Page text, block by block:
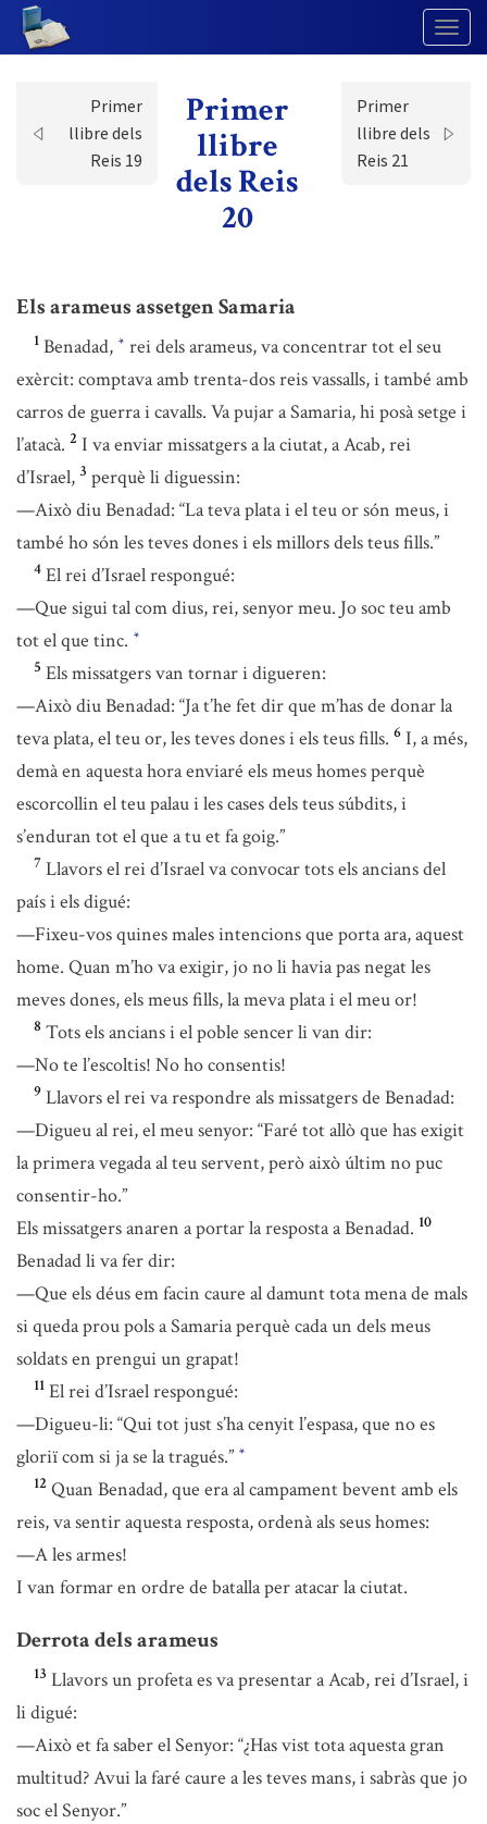
Primer
llibre dels
Reis 19
Primer
llibre
dels Reis
20
Primer
llibre dels
Reis 21
Els arameus assetgen Samaria
1 Benadad, * rei dels arameus, va concentrar tot el seu
exèrcit: comptava amb trenta-dos reis vassalls, i també amb
carros de guerra i cavalls. Va pujar a Samaria, hi posà setge i
l’atacà. 2 I va enviar missatgers a la ciutat, a Acab, rei
d’Israel, 3 perquè li diguessin:
—Això diu Benadad: “La teva plata i el teu or són meus, i
també ho són les teves dones i els millors dels teus fills.”
4 El rei d’Israel respongué:
—Que sigui tal com dius, rei, senyor meu. Jo soc teu amb
tot el que tinc. *
5 Els missatgers van tornar i digueren:
—Això diu Benadad: “Ja t’he fet dir que m’has de donar la
teva plata, el teu or, les teves dones i els teus fills. 6 I, a més,
demà en aquesta hora enviaré els meus homes perquè
escorcollin el teu palau i les cases dels teus súbdits, i
s’enduran tot el que a tu et fa goig.”
7 Llavors el rei d’Israel va convocar tots els ancians del
país i els digué:
—Fixeu-vos quines males intencions que porta ara, aquest
home. Quan m’ho va exigir, jo no li havia pas negat les
meves dones, els meus fills, la meva plata i el meu or!
8 Tots els ancians i el poble sencer li van dir:
—No te l’escoltis! No ho consentis!
9 Llavors el rei va respondre als missatgers de Benadad:
—Digueu al rei, el meu senyor: “Faré tot allò que has exigit
la primera vegada al teu servent, però això últim no puc
consentir-ho.”
Els missatgers anaren a portar la resposta a Benadad. 10
Benadad li va fer dir:
—Que els déus em facin caure al damunt tota mena de mals
si queda prou pols a Samaria perquè cada un dels meus
soldats en prengui un grapat!
11 El rei d’Israel respongué:
—Digueu-li: “Qui tot just s’ha cenyit l’espasa, que no es
gloriï com si ja se la tragués.” *
12 Quan Benadad, que era al campament bevent amb els
reis, va sentir aquesta resposta, ordenà als seus homes:
—A les armes!
I van formar en ordre de batalla per atacar la ciutat.
Derrota dels arameus
13 Llavors un profeta es va presentar a Acab, rei d’Israel, i
li digué:
—Això et fa saber el Senyor: “¿Has vist tota aquesta gran
multitud? Avui la faré caure a les teves mans, i sabràs que jo
soc el Senyor.”